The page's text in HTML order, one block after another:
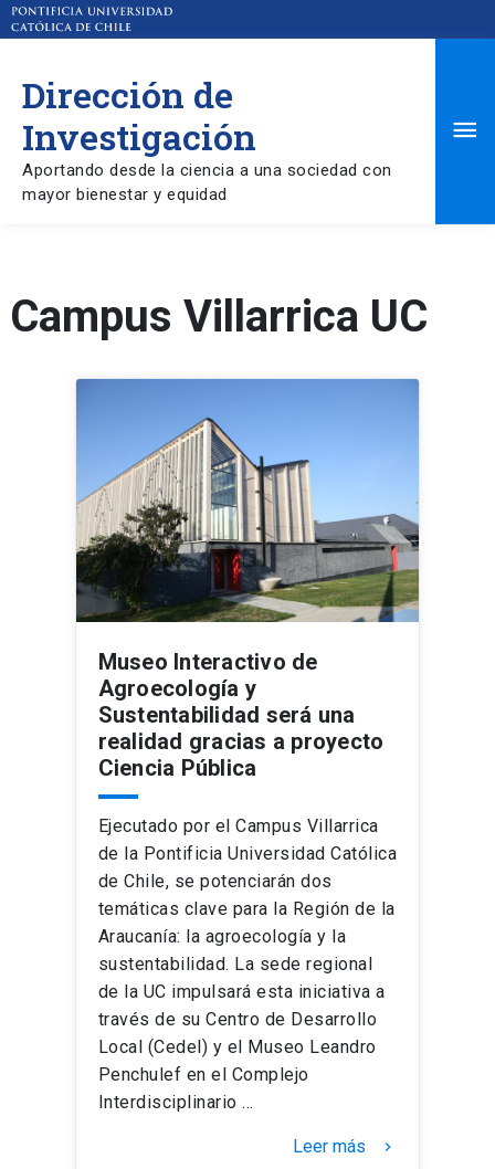
Dirección de
Investigación
Aportando desde la ciencia a una sociedad con
mayor bienestar y equidad
Campus Villarrica UC
Museo Interactivo de
Agroecología y
Sustentabilidad será una
realidad gracias a proyecto
Ciencia Pública
Ejecutado por el Campus Villarrica
de la Pontificia Universidad Católica
de Chile, se potenciarán dos
temáticas clave para la Región de la
Araucanía: la agroecología y la
sustentabilidad. La sede regional
de la UC impulsará esta iniciativa a
través de su Centro de Desarrollo
Local (Cedel) y el Museo Leandro
Penchulef en el Complejo
Interdisciplinario …
Leer más keyboard_arrow_right